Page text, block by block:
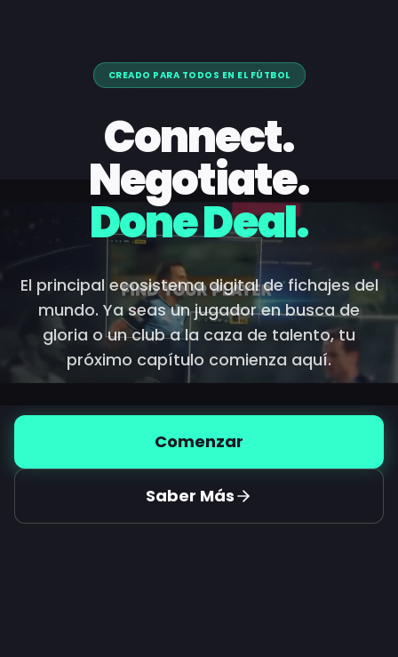
CREADO PARA TODOS EN EL FÚTBOL
Connect.
Negotiate.
Done Deal.
El principal ecosistema digital de fichajes del
mundo. Ya seas un jugador en busca de
gloria o un club a la caza de talento, tu
próximo capítulo comienza aquí.
Comenzar
Saber Más